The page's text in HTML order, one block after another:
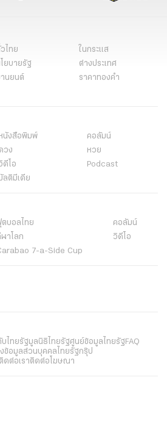
ไทย
ในกระแส
ยบายรัฐ
ต่างประเทศ
นยนต์
ราคาทองคำ
นังสือพิมพ์
คอลัมน์
วง
หวย
ดีโอ
Podcast
ลติมีเดีย
บอลไทย
คอลัมน์
าโลก
วิดีโอ
7-a-Side Cup
บไทยรัฐมูลนิธิไทยรัฐศูนย์ข้อมูลไทยรัฐFAQ
ข้อมูลส่วนบุคคลไทยรัฐกรุ๊ป
ติดต่อเราติดต่อโฆษณา